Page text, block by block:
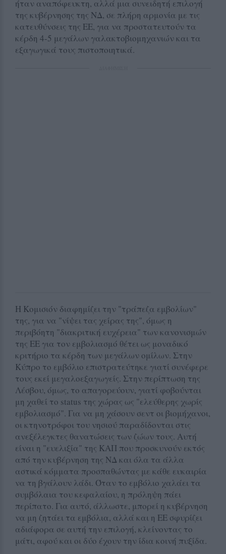
ήταν αναπόφευκτη, αλλά μια συνειδητή επιλογή
της κυβέρνησης της ΝΔ, σε πλήρη αρμονία με τις
κατευθύνσεις της ΕΕ, για να προστατευτούν τα
κέρδη 4-5 μεγάλων γαλακτοβιομηχανιών και τα
εξαγωγικά τους πιστοποιητικά.
Η Κομισιόν διαφημίζει την "τράπεζα εμβολίων"
της, για να "νίψει τας χείρας της", όμως η
περιβόητη "διακριτική ευχέρεια" των κανονισμών
της ΕΕ για τον εμβολιασμό θέτει ως μοναδικό
κριτήριο τα κέρδη των μεγάλων ομίλων. Στην
Κύπρο το εμβόλιο επιστρατεύτηκε γιατί συνέφερε
τους εκεί μεγαλοεξαγωγείς. Στην περίπτωση της
Λέσβου, όμως, το απαγορεύουν, γιατί φοβούνται
μη χαθεί το status της χώρας ως "ελεύθερης χωρίς
εμβολιασμό". Για να μη χάσουν σεντ οι βιομήχανοι,
οι κτηνοτρόφοι του νησιού παραδίδονται στις
ανεξέλεγκτες θανατώσεις των ζώων τους. Αυτή
είναι η "ευελιξία" της ΚΑΠ που προσκυνούν εκτός
από την κυβέρνηση της ΝΔ και όλα τα άλλα
αστικά κόμματα προσπαθώντας με κάθε ευκαιρία
να τη βγάλουν λάδι. Όταν το εμβόλιο χαλάει τα
συμβόλαια του κεφαλαίου, η πρόληψη πάει
περίπατο. Για αυτό, άλλωστε, μπορεί η κυβέρνηση
να μη ζητάει τα εμβόλια, αλλά και η ΕΕ σφυρίζει
αδιάφορα σε αυτή την επιλογή, κλείνοντας το
μάτι, αφού και οι δύο έχουν την ίδια κοινή πυξίδα.